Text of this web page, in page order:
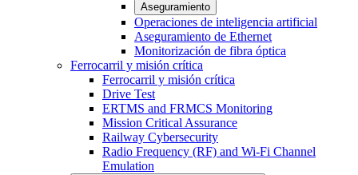
Aseguramiento
Operaciones de inteligencia artificial
Aseguramiento de Ethernet
Monitorización de fibra óptica
Ferrocarril y misión crítica
Ferrocarril y misión crítica
Drive Test
ERTMS and FRMCS Monitoring
Mission Critical Assurance
Railway Cybersecurity
Radio Frequency (RF) and Wi-Fi Channel
Emulation